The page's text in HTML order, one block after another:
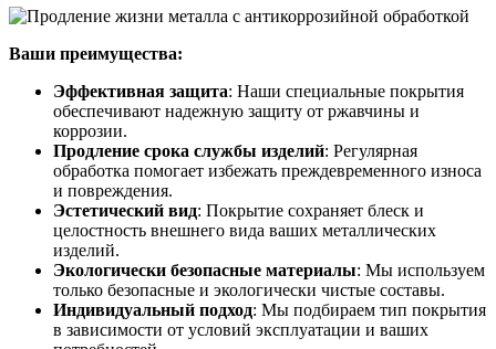
Ваши преимущества:
Эффективная защита: Наши специальные покрытия
обеспечивают надежную защиту от ржавчины и
коррозии.
Продление срока службы изделий: Регулярная
обработка помогает избежать преждевременного износа
и повреждения.
Эстетический вид: Покрытие сохраняет блеск и
целостность внешнего вида ваших металлических
изделий.
Экологически безопасные материалы: Мы используем
только безопасные и экологически чистые составы.
Индивидуальный подход: Мы подбираем тип покрытия
в зависимости от условий эксплуатации и ваших